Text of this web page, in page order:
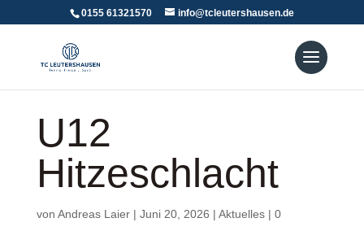
0155 61321570 info@tcleutershausen.de
U12
Hitzeschlacht
von Andreas Laier| Juni 20, 2026 | Aktuelles| 0